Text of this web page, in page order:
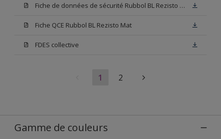
Fiche de données de sécurité Rubbol BL Rezisto Mat Base N00
Fiche QCE Rubbol BL Rezisto Mat
FDES collective
1 2
Gamme de couleurs